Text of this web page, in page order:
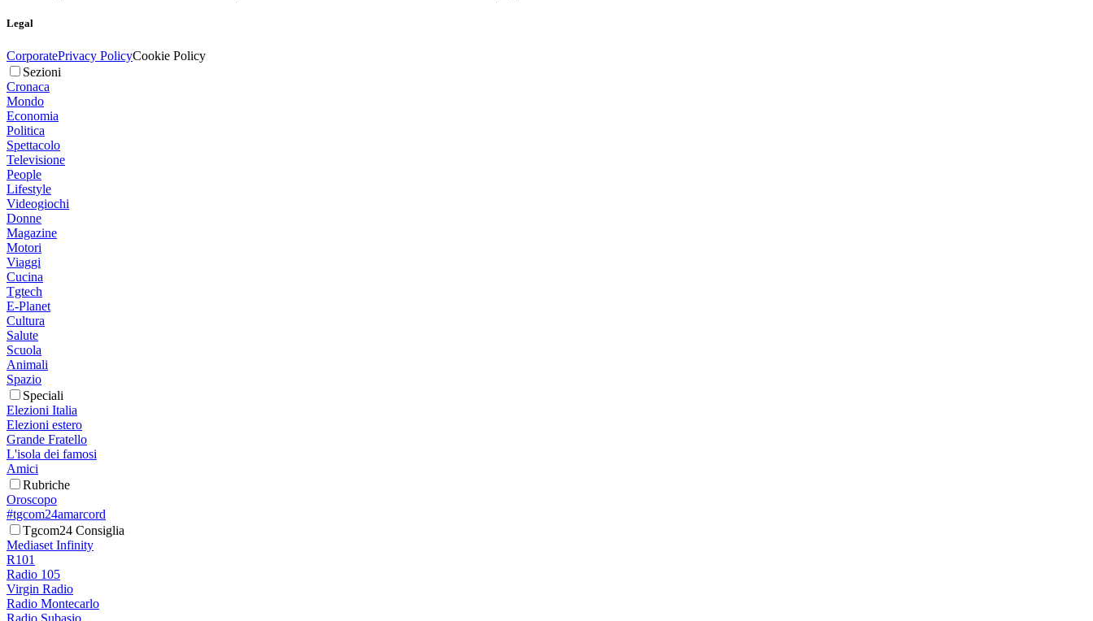
Legal
CorporatePrivacy PolicyCookie Policy
Sezioni
Cronaca
Mondo
Economia
Politica
Spettacolo
Televisione
People
Lifestyle
Videogiochi
Donne
Magazine
Motori
Viaggi
Cucina
Tgtech
E-Planet
Cultura
Salute
Scuola
Animali
Spazio
Speciali
Elezioni Italia
Elezioni estero
Grande Fratello
L'isola dei famosi
Amici
Rubriche
Oroscopo
#tgcom24amarcord
Tgcom24 Consiglia
Mediaset Infinity
R101
Radio 105
Virgin Radio
Radio Montecarlo
Radio Subasio